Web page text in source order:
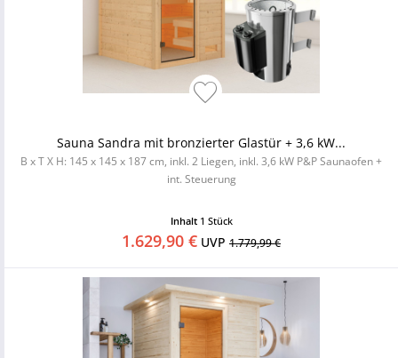
Sauna Sandra mit bronzierter Glastür + 3,6 kW...
B x T X H: 145 x 145 x 187 cm, inkl. 2 Liegen, inkl. 3,6 kW P&P Saunaofen +
int. Steuerung
Inhalt 1 Stück
1.629,90 € UVP 1.779,99 €